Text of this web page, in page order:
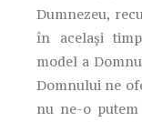
Dumnezeu,
în acelaşi
model a
Domnului ne
nu ne-o